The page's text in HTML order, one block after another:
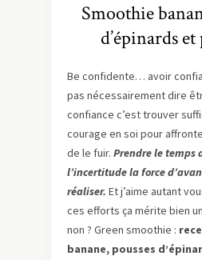
Smoothie
d’épinards
Be confidente… avoir
pas nécessairement dire
confiance c’est trouver
courage en soi pour
de le fuir. Prendre le temps
l’incertitude la force
réaliser. Et j’aime autant
ces efforts ça mérite bien
non ? Green smoothie :
banane, pousses